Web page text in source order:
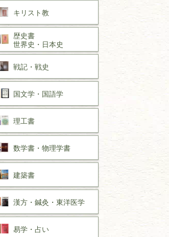
キリスト教
歴史書
世界史・ 日本史
戦記・戦史
国文学・ 国語学
理工書
数学書・ 物理学書
建築書
漢方・ 鍼灸・ 東洋医学
易学・ 占い